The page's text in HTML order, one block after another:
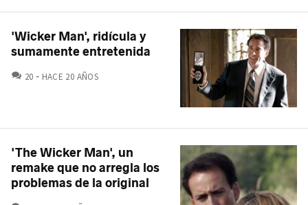
'Wicker Man', ridícula y
sumamente entretenida
20 COMENTARIOS
HACE 20 AÑOS
'The Wicker Man', un
remake que no arregla los
problemas de la original